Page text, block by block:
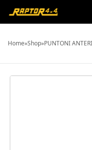
Home»Shop»PUNTONI